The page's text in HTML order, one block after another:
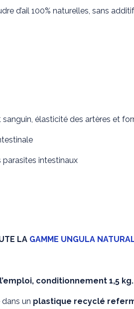
d’ail 100% naturelles, sans
élasticité des artères et
intestinaux
LA GAMME UNGULA
conditionnement 1,5 kg.
un plastique recyclé